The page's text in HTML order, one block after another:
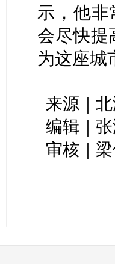
示，他非
会尽快提
为这座城
来源｜
编辑｜
审核｜